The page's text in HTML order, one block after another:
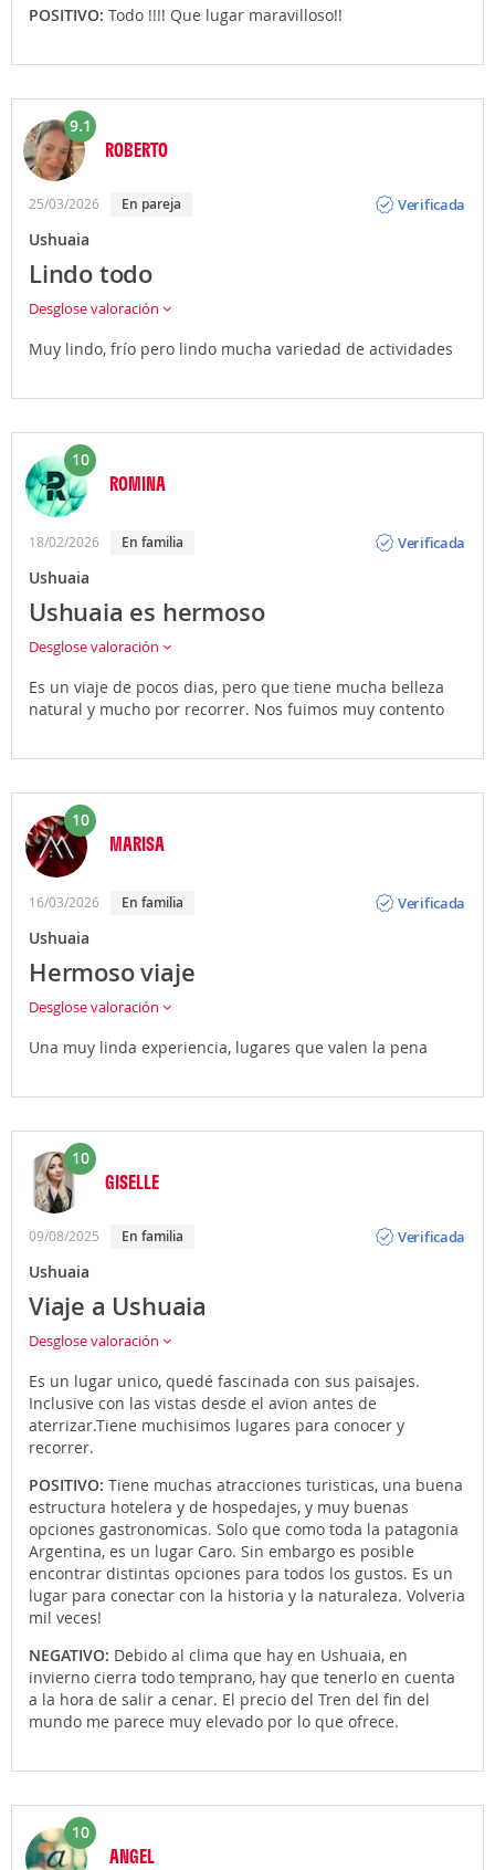
POSITIVO: Todo !!!! Que lugar maravilloso!!
9.1
ROBERTO
25/03/2026 En pareja
Verificada
Ushuaia
Lindo todo
Desglose valoración
Muy lindo, frío pero lindo mucha variedad de actividades
10
ROMINA
18/02/2026 En familia
Verificada
Ushuaia
Ushuaia es hermoso
Desglose valoración
Es un viaje de pocos dias, pero que tiene mucha belleza
natural y mucho por recorrer. Nos fuimos muy contento
10
MARISA
16/03/2026 En familia
Verificada
Ushuaia
Hermoso viaje
Desglose valoración
Una muy linda experiencia, lugares que valen la pena
10
GISELLE
09/08/2025 En familia
Verificada
Ushuaia
Viaje a Ushuaia
Desglose valoración
Es un lugar unico, quedé fascinada con sus paisajes.
Inclusive con las vistas desde el avion antes de
aterrizar.Tiene muchisimos lugares para conocer y
recorrer.
POSITIVO: Tiene muchas atracciones turisticas, una buena
estructura hotelera y de hospedajes, y muy buenas
opciones gastronomicas. Solo que como toda la patagonia
Argentina, es un lugar Caro. Sin embargo es posible
encontrar distintas opciones para todos los gustos. Es un
lugar para conectar con la historia y la naturaleza. Volveria
mil veces!
NEGATIVO: Debido al clima que hay en Ushuaia, en
invierno cierra todo temprano, hay que tenerlo en cuenta
a la hora de salir a cenar. El precio del Tren del fin del
mundo me parece muy elevado por lo que ofrece.
10
ANGEL